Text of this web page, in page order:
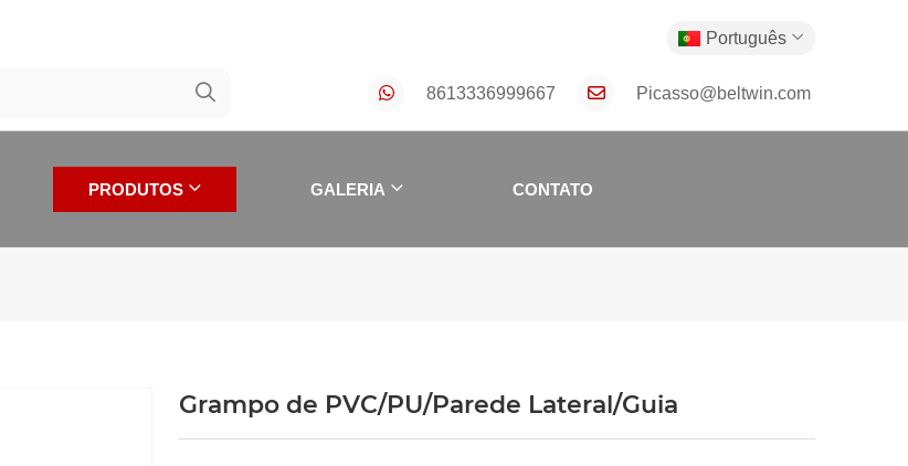
Português
8613336999667 Picasso@beltwin.com
PRODUTOS GALERIA CONTATO
PRODUTOS
Grampo de PVC/PU/Parede Lateral/Guia